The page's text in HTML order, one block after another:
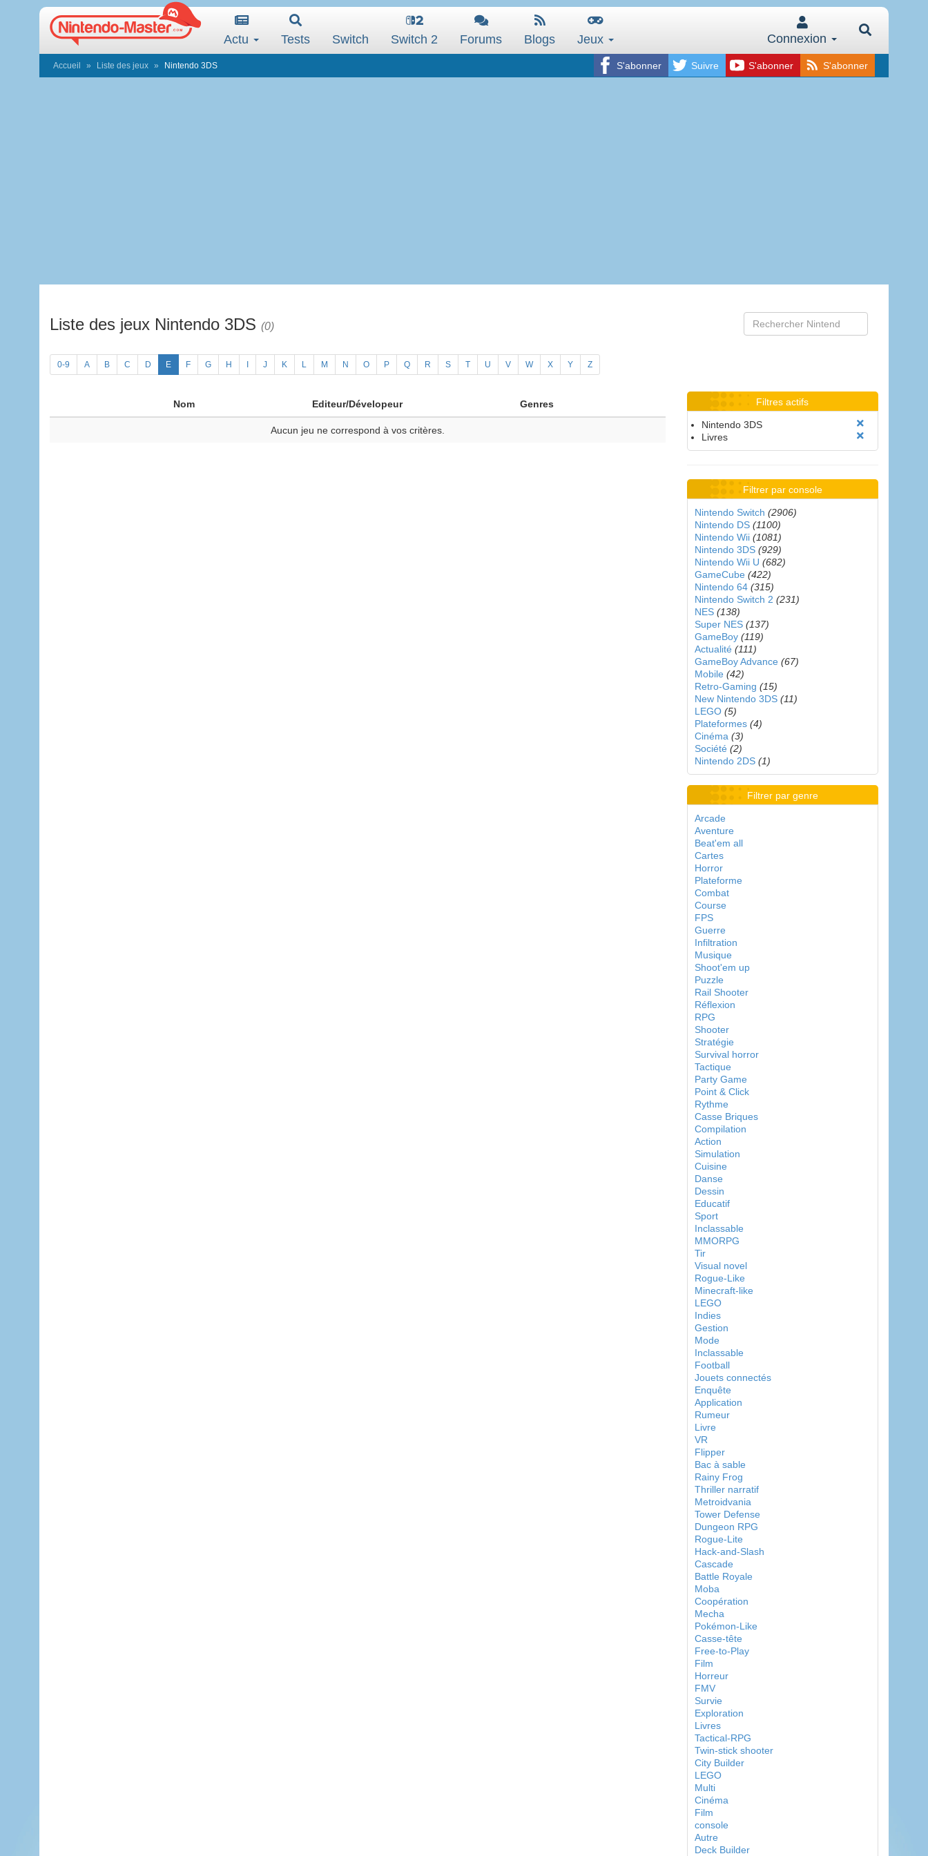
Actu Tests Switch Switch 2 Forums Blogs Jeux Connexion
S'abonner Suivre S'abonner S'abonner
Accueil Liste des jeux Nintendo 3DS
Liste des jeux Nintendo 3DS (0)
0-9 A B C D E F G H J K L M N O P Q R S T U V W X Y Z
Nom Editeur/Dévelopeur Genres
Aucun jeu ne correspond à vos critères.
Filtres actifs
Nintendo 3DS
Livres
Filtrer par console
Nintendo Switch (2906)
Nintendo DS (1100)
Nintendo Wii (1081)
Nintendo 3DS (929)
Nintendo Wii U (682)
GameCube (422)
Nintendo 64 (315)
Nintendo Switch 2 (231)
NES (138)
Super NES (137)
GameBoy (119)
Actualité (111)
GameBoy Advance (67)
Mobile (42)
Retro-Gaming (15)
New Nintendo 3DS (11)
LEGO (5)
Plateformes (4)
Cinéma (3)
Société (2)
Nintendo 2DS (1)
Filtrer par genre
Arcade
Aventure
Beat'em all
Cartes
Horror
Plateforme
Combat
Course
FPS
Guerre
Infiltration
Musique
Shoot'em up
Puzzle
Rail Shooter
Réflexion
RPG
Shooter
Stratégie
Survival horror
Tactique
Party Game
Point & Click
Rythme
Casse Briques
Compilation
Action
Simulation
Cuisine
Danse
Dessin
Educatif
Sport
Inclassable
MMORPG
Tir
Visual novel
Rogue-Like
Minecraft-like
LEGO
Indies
Gestion
Mode
Inclassable
Football
Jouets connectés
Enquête
Application
Rumeur
Livre
VR
Flipper
Bac à sable
Rainy Frog
Thriller narratif
Metroidvania
Tower Defense
Dungeon RPG
Rogue-Lite
Hack-and-Slash
Cascade
Battle Royale
Moba
Coopération
Mecha
Pokémon-Like
Casse-tête
Free-to-Play
Film
Horreur
FMV
Survie
Exploration
Livres
Tactical-RPG
Twin-stick shooter
City Builder
LEGO
Multi
Cinéma
Film
console
Autre
Deck Builder